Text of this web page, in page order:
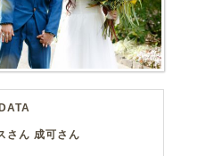
DATA
さん 成可さん